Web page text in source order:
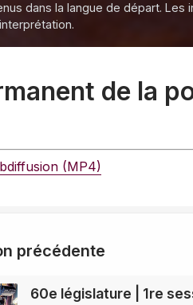
dans la langue de départ. Les
de la
(MP4)
précédente
60e législature | 1re